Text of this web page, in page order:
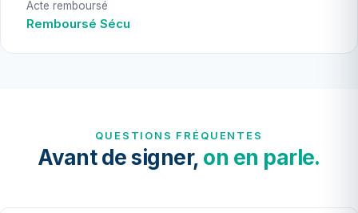
Acte remboursé
Remboursé Sécu
QUESTIONS FRÉQUENTES
Avant de signer, on en parle.